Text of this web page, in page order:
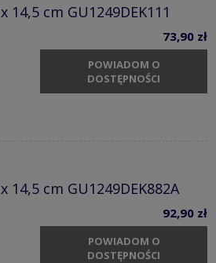
14,5 cm GU1249DEK111
73,90 zł
POWIADOM O
DOSTĘPNOŚCI
14,5 cm GU1249DEK882A
92,90 zł
POWIADOM O
DOSTĘPNOŚCI